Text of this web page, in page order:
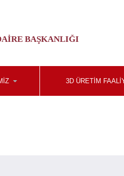
BAŞKANLIĞI
3D ÜRETIM